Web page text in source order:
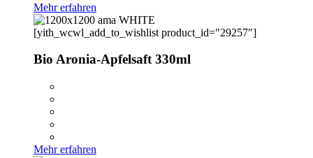
Mehr erfahren
[yith_wcwl_add_to_wishlist product_id="29257"]
Bio Aronia-Apfelsaft 330ml
Mehr erfahren